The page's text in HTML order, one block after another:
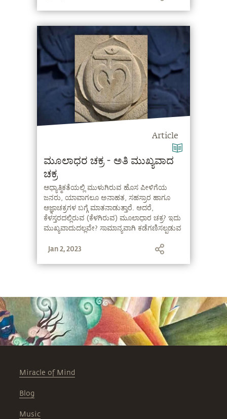
Article
ಮೂಲಾಧರ ಚಕ್ರ - ಅತಿ ಮುಖ್ಯವಾದ
ಚಕ್ರ
ಆಧ್ಯಾತ್ಮಿಕತೆಯಲ್ಲಿ ಮುಳುಗಿರುವ ಹೊಸ ಪೀಳಿಗೆಯ
ಜನರು, ಯಾವಾಗಲೂ ಅನಾಹತ, ಸಹಸ್ರಾರ ಹಾಗೂ
ಆಜ್ಞಾಚಕ್ರಗಳ ಬಗ್ಗೆ ಮಾತನಾಡುತ್ತಾರೆ. ಆದರೆ,
ಕೆಳಸ್ತರದಲ್ಲಿರುವ (ಕೆಳಗಿರುವ) ಮೂಲಾಧಾರ ಚಕ್ರ? ಇದು
ಮುಖ್ಯವಾದುದಲ್ಲವೇ? ಸಾಮಾನ್ಯವಾಗಿ ಕಡೆಗಣಿಸಲ್ಪಡುವ
ಹೊಂದಿರುತ್ತದೆ ಎಂದು ಸದ್ಗುರುಗಳು ವಿವರಿಸುತ್ತಾರೆ.
Jan 2, 2023
Miracle of Mind
Blog
Music